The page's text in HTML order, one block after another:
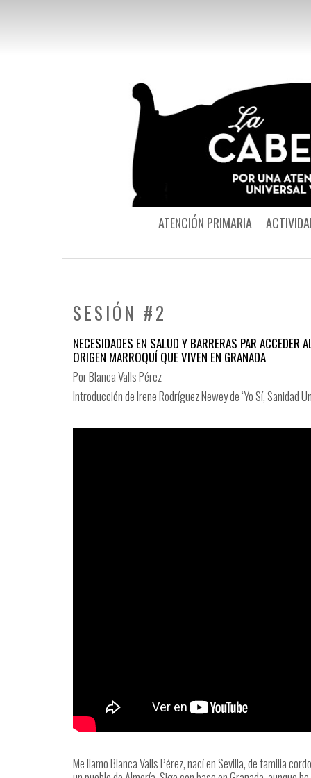
ATENCIÓN PRIMARIA
SESIÓN #2
NECESIDADES EN SALUD Y BARRERAS PAR
ORIGEN MARROQUÍ QUE VIVEN EN GRANADA
Por Blanca Valls Pérez
Introducción de Irene Rodríguez Newey de ‘Yo Sí, Sanidad
Me llamo Blanca Valls Pérez, nací en Sevilla, de familia